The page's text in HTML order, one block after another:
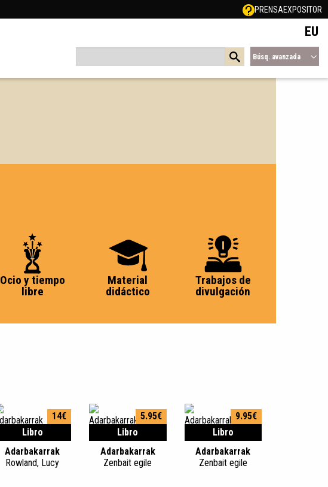
PRENSAEXPOSITOR
EU
Búsq. avanzada
Ocio y tiempo
libre
Material
didáctico
Trabajos de
divulgación
Libro
14€
Adarbakarrak
Rowland, Lucy
Libro
5.95€
Adarbakarrak
Zenbait egile
Libro
9.95€
Adarbakarrak
Zenbait egile